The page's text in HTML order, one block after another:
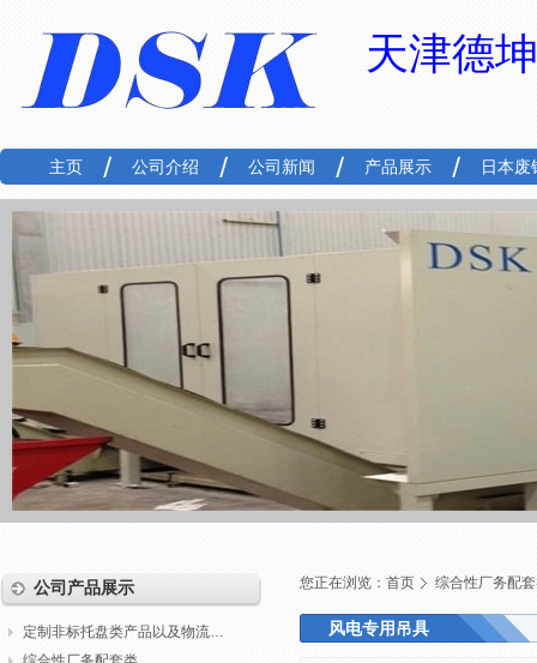
天津德
主页 公司介绍 公司新闻 产品展示 日本废
公司产品展示
定制非标托盘类产品以及物流包装
您正在浏览： 首页 综合性厂务配
风电专用吊具